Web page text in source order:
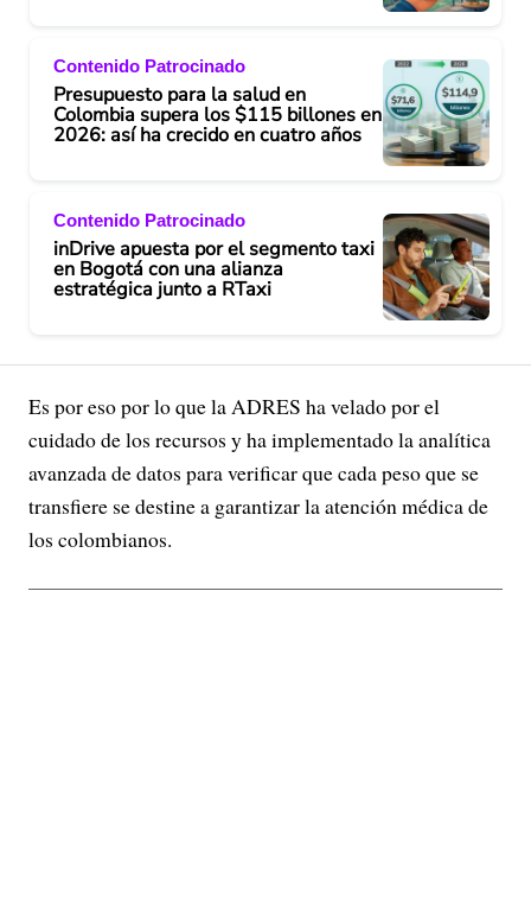
Contenido Patrocinado
Presupuesto para la salud en
Colombia supera los $115 billones en
2026: así ha crecido en cuatro años
Contenido Patrocinado
inDrive apuesta por el segmento taxi
en Bogotá con una alianza
estratégica junto a RTaxi
Es por eso por lo que la ADRES ha velado por el
cuidado de los recursos y ha implementado la analítica
avanzada de datos para verificar que cada peso que se
transfiere se destine a garantizar la atención médica de
los colombianos.